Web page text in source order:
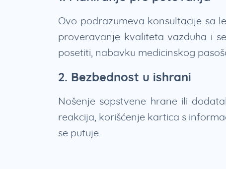
Ovo podrazumeva konsultacije sa
proveravanje kvaliteta vazduha i
posetiti, nabavku medicinskog
2. Bezbednost u ishrani
Nošenje sopstvene hrane ili
reakcija, korišćenje kartica s
se putuje.